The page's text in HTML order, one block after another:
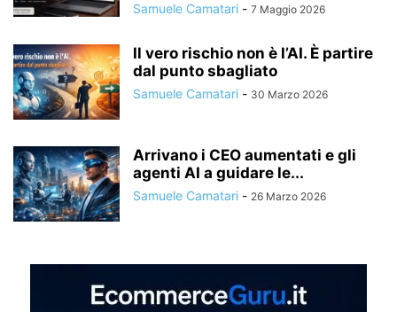
Samuele Camatari - 7 Maggio 2026
Il vero rischio non è l’AI. È partire
dal punto sbagliato
Samuele Camatari - 30 Marzo 2026
Arrivano i CEO aumentati e gli
agenti AI a guidare le...
Samuele Camatari - 26 Marzo 2026